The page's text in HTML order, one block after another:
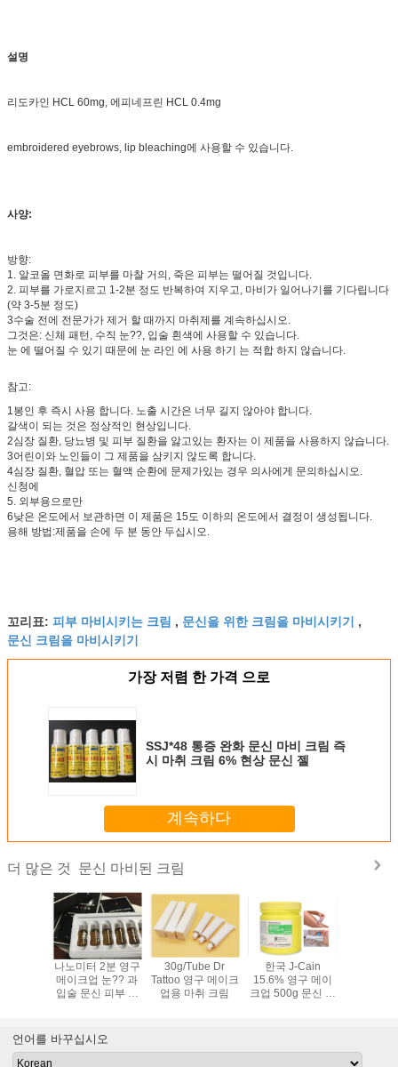
설명
리도카인 HCL 60mg, 에피네프린 HCL 0.4mg
embroidered eyebrows, lip bleaching에 사용할 수 있습니다.
사양:
방향:
1. 알코올 면화로 피부를 마찰 거의, 죽은 피부는 떨어질 것입니다.
2. 피부를 가로지르고 1-2분 정도 반복하여 지우고, 마비가 일어나기를 기다립니다
(약 3-5분 정도)
3수술 전에 전문가가 제거 할 때까지 마취제를 계속하십시오.
그것은: 신체 패턴, 수직 눈??, 입술 흰색에 사용할 수 있습니다.
눈 에 떨어질 수 있기 때문에 눈 라인 에 사용 하기 는 적합 하지 않습니다.
참고:
1봉인 후 즉시 사용 합니다. 노출 시간은 너무 길지 않아야 합니다.
갈색이 되는 것은 정상적인 현상입니다.
2심장 질환, 당뇨병 및 피부 질환을 앓고있는 환자는 이 제품을 사용하지 않습니다.
3어린이와 노인들이 그 제품을 삼키지 않도록 합니다.
4심장 질환, 혈압 또는 혈액 순환에 문제가있는 경우 의사에게 문의하십시오.
신청에
5. 외부용으로만
6낮은 온도에서 보관하면 이 제품은 15도 이하의 온도에서 결정이 생성됩니다.
용해 방법:제품을 손에 두 분 동안 두십시오.
꼬리표: 피부 마비시키는 크림 , 문신을 위한 크림을 마비시키기 ,
문신 크림을 마비시키기
가장 저렴 한 가격 으로
SSJ*48 통증 완화 문신 마비 크림 즉
시 마취 크림 6% 현상 문신 젤
계속하다
더 많은 것 문신 마비된 크림
나노미터 2분 영구
메이크업 눈?? 과
입술 문신 피부 마
30g/Tube Dr
Tattoo 영구 메이크
업용 마취 크림
한국 J-Cain
15.6% 영구 메이
크업 500g 문신 마
언어를 바꾸십시오